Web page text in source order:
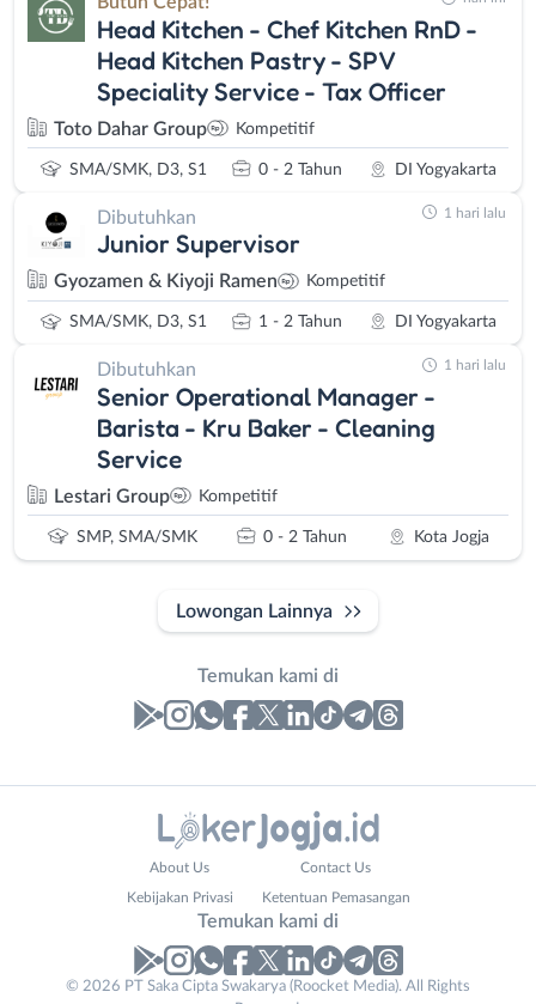
Head Kitchen - Chef Kitchen RnD -
Head Kitchen Pastry - SPV
Speciality Service - Tax Officer
Toto Dahar Group Kompetitif
SMA/SMK, D3, S1 0 - 2 Tahun DI Yogyakarta
Dibutuhkan
Junior Supervisor
Gyozamen & Kiyoji Ramen Kompetitif
SMA/SMK, D3, S1 1 - 2 Tahun DI Yogyakarta
1 hari lalu
Dibutuhkan
Senior Operational Manager -
Barista - Kru Baker - Cleaning
Service
Lestari Group Kompetitif
SMP, SMA/SMK 0 - 2 Tahun Kota Jogja
1 hari lalu
Lowongan Lainnya
Temukan kami di
No. Telp /
About Us Contact Us
Kebijakan Privasi Ketentuan Pemasangan
Temukan kami di
© 2026 PT Saka Cipta Swakarya (Roocket Media). All Rights